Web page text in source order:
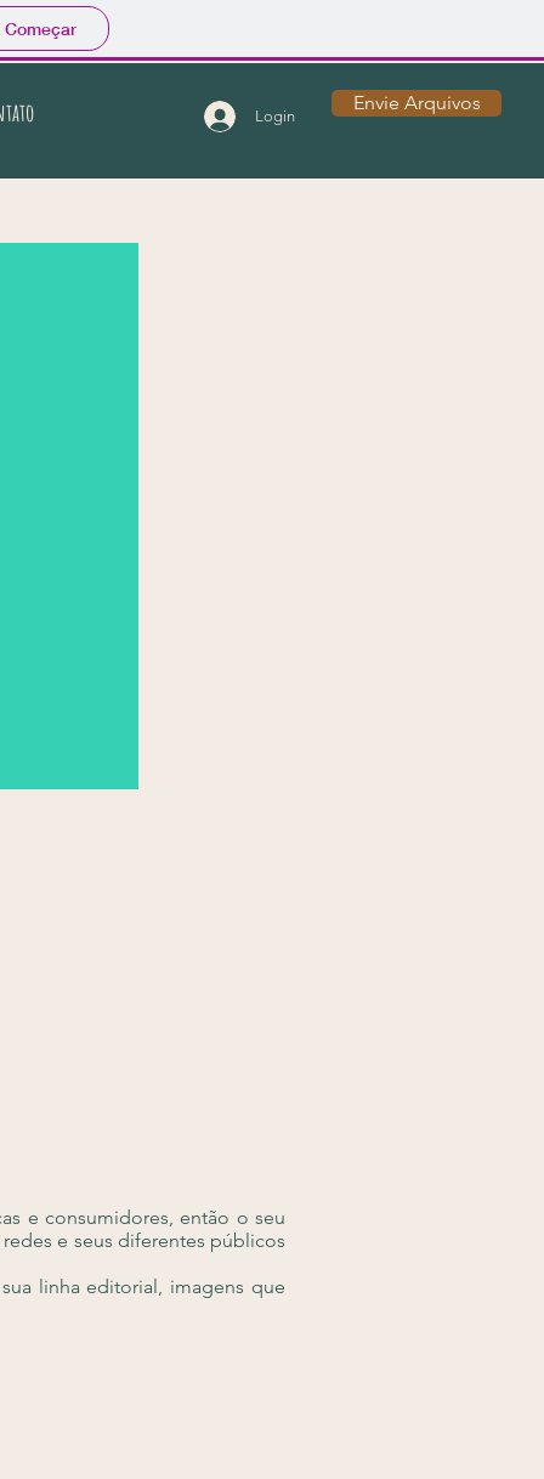
Começar
e consumidores, então o seu
e seus diferentes públicos
linha editorial, imagens que
Envie Arquivos
Login